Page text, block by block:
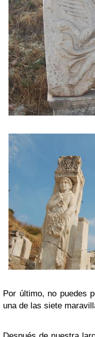
Por último, no puedes
una de las siete